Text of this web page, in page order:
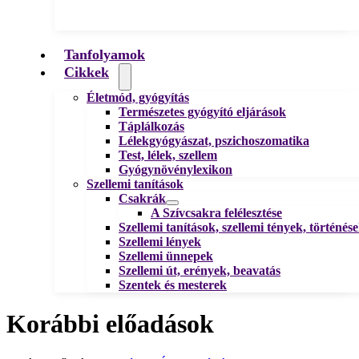
Tanfolyamok
Cikkek
Életmód, gyógyítás
Természetes gyógyító eljárások
Táplálkozás
Lélekgyógyászat, pszichoszomatika
Test, lélek, szellem
Gyógynövénylexikon
Szellemi tanítások
Csakrák
A Szívcsakra felélesztése
Szellemi tanítások, szellemi tények,
Szellemi lények
Szellemi ünnepek
Szellemi út, erények, beavatás
Szentek és mesterek
Korábbi előadások